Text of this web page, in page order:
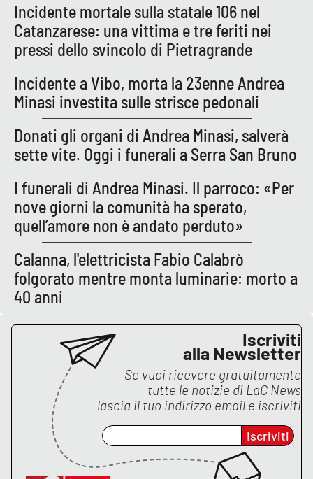
Incidente mortale sulla statale 106 nel
Catanzarese: una vittima e tre feriti nei
pressi dello svincolo di Pietragrande
Incidente a Vibo, morta la 23enne Andrea
Minasi investita sulle strisce pedonali
Donati gli organi di Andrea Minasi, salverà
sette vite. Oggi i funerali a Serra San Bruno
I funerali di Andrea Minasi. Il parroco: «Per
nove giorni la comunità ha sperato,
quell’amore non è andato perduto»
Calanna, l'elettricista Fabio Calabrò
folgorato mentre monta luminarie: morto a
40 anni
Iscriviti
alla Newsletter
Se vuoi ricevere gratuitamente
tutte le notizie di LaC News
lascia il tuo indirizzo email e iscriviti
Iscriviti